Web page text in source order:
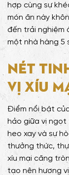
hợp cùng sự
món ăn này
đến trải nghiệm
một nhà hàng 5
Nét
vị Xíu
Điểm nổi bật
hảo giữa vị
heo xay và sự
thưởng thức,
xíu mại căng
tạo nên hương